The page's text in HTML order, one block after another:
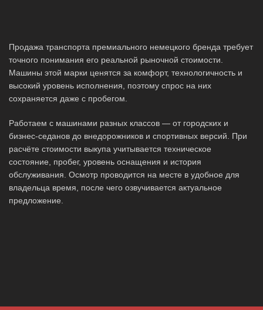
Продажа транспорта премиального немецкого бренда требует
точного понимания его реальной рыночной стоимости.
Машины этой марки ценятся за комфорт, технологичность и
высокий уровень исполнения, поэтому спрос на них
сохраняется даже с пробегом.
Работаем с машинами разных классов — от городских и
бизнес-седанов до внедорожников и спортивных версий. При
расчёте стоимости выкупа учитывается техническое
состояние, пробег, уровень оснащения и история
обслуживания. Осмотр проводится на месте в удобное для
владельца время, после чего озвучивается актуальное
предложение.